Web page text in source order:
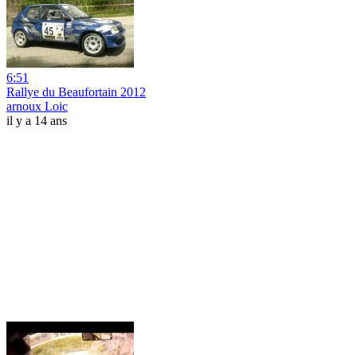
6:51
Rallye du Beaufortain 2012
arnoux Loic
il y a 14 ans